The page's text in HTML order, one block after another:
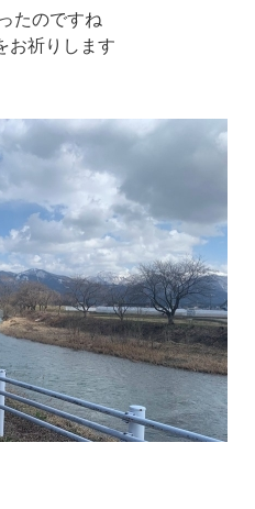
たのですね
お祈りします